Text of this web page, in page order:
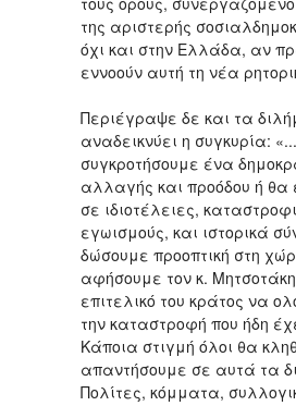
της αριστερής
όχι και στην Ελλάδα, αν
εννοούν αυτή τη νέα
Περιέγραψε δε και τα
αναδεικνύει η συγκυρία:
συγκροτήσουμε ένα
αλλαγής και προόδου ή θα
σε ιδιοτέλειες,
εγωισμούς, και ιστορικά
δώσουμε προοπτική στη
αφήσουμε τον κ. Μητσοτάκη
επιτελικό του κράτος να
την καταστροφή που ήδη
Κάποια στιγμή όλοι θα
απαντήσουμε σε αυτά τα
Πολίτες, κόμματα,